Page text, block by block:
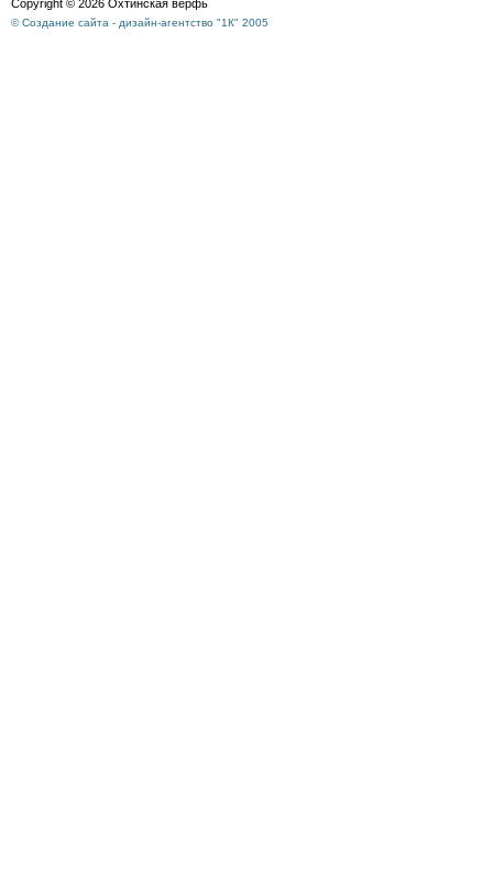
Copyright © 2026 Охтинская верфь
© Создание сайта - дизайн-агентство "1К" 2005